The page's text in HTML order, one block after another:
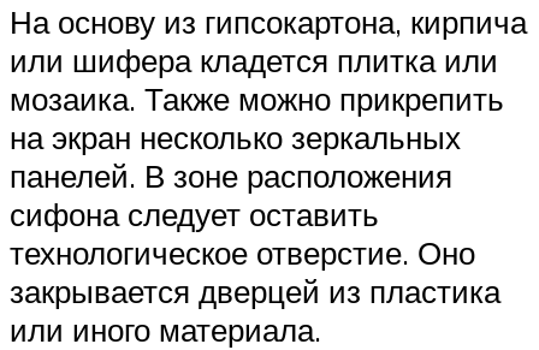
На основу из гипсокартона, кирпича
или шифера кладется плитка или
мозаика. Также можно прикрепить
на экран несколько зеркальных
панелей. В зоне расположения
сифона следует оставить
технологическое отверстие. Оно
закрывается дверцей из пластика
или иного материала.